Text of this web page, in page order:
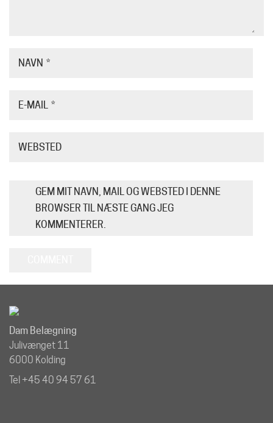
NAVN *
E-MAIL *
WEBSTED
GEM MIT NAVN, MAIL OG WEBSTED I DENNE
BROWSER TIL NÆSTE GANG JEG
KOMMENTERER.
Dam Belægning
Julivænget 11
6000 Kolding
Tel +45 40 94 57 61